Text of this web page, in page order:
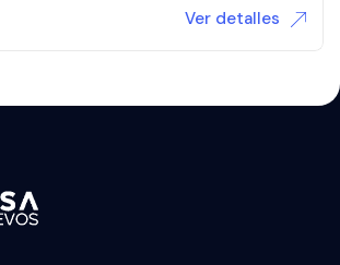
Ver detalles